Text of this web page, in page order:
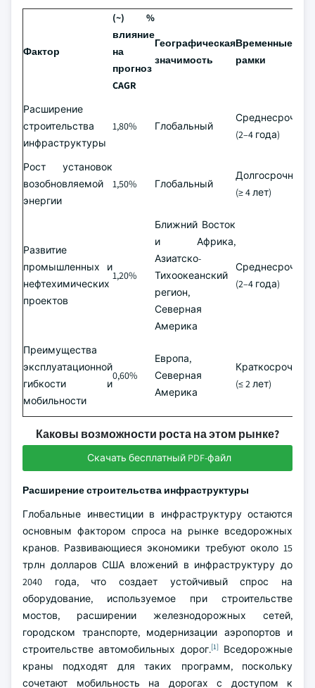
Фактор
(~) %
влияние
на
прогноз
CAGR
Географическая
значимость
Временные
рамки
Расширение
строительства
инфраструктуры
1,80% Глобальный
Среднесрочный
(2–4 года)
Рост установок
возобновляемой
энергии
1,50% Глобальный
Долгосрочный
(≥ 4 лет)
Развитие
промышленных и
нефтехимических
проектов
1,20%
Ближний Восток
и Африка,
Азиатско-
Тихоокеанский
регион,
Северная
Америка
Среднесрочный
(2–4 года)
Преимущества
эксплуатационной
гибкости и
мобильности
0,60%
Европа,
Северная
Америка
Краткосрочный
(≤ 2 лет)
Каковы возможности роста на этом рынке?
Скачать бесплатный PDF-файл
Расширение строительства инфраструктуры
Глобальные инвестиции в инфраструктуру остаются
основным фактором спроса на рынке вседорожных
кранов. Развивающиеся экономики требуют около 15
трлн долларов США вложений в инфраструктуру до
2040 года, что создает устойчивый спрос на
оборудование, используемое при строительстве
мостов, расширении железнодорожных сетей,
городском транспорте, модернизации аэропортов и
строительстве автомобильных дорог.[1]Вседорожные
краны подходят для таких программ, поскольку
сочетают мобильность на дорогах с доступом к